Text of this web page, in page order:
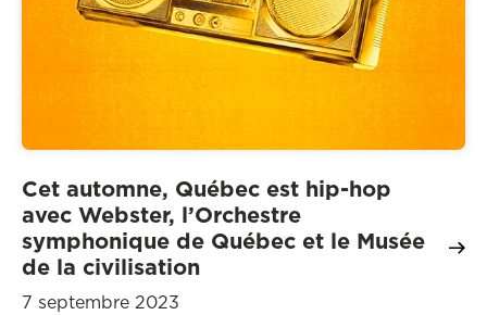
Cet automne, Québec est hip-hop
avec Webster, l’Orchestre
symphonique de Québec et le Musée
de la civilisation
7 septembre 2023